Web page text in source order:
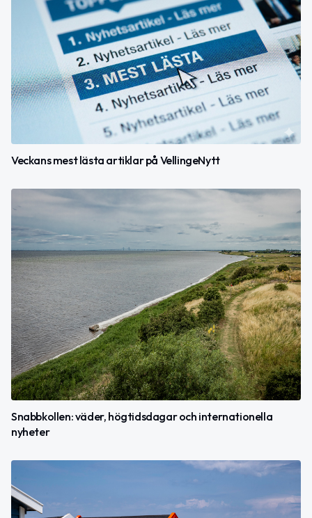
Veckans mest lästa artiklar på VellingeNytt
Snabbkollen: väder, högtidsdagar och internationella
nyheter